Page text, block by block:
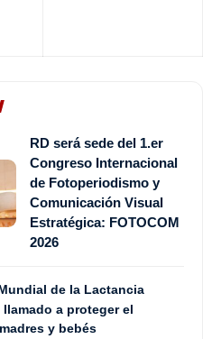
RD será sede del 1.er
Congreso Internacional
de Fotoperiodismo y
Comunicación Visual
Estratégica: FOTOCOM
2026
de la Lactancia
a proteger el
y bebés